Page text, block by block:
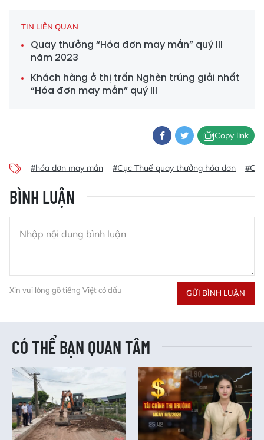
TIN LIÊN QUAN
Quay thưởng “Hóa đơn may mắn” quý III
năm 2023
Khách hàng ở thị trấn Nghèn trúng giải nhất
“Hóa đơn may mắn” quý III
Copy link
#hóa đơn may mắn #Cục Thuế quay thưởng hóa đơn
BÌNH LUẬN
Xin vui lòng gõ tiếng Việt có dấu GỬI BÌNH LUẬN
CÓ THỂ BẠN QUAN TÂM